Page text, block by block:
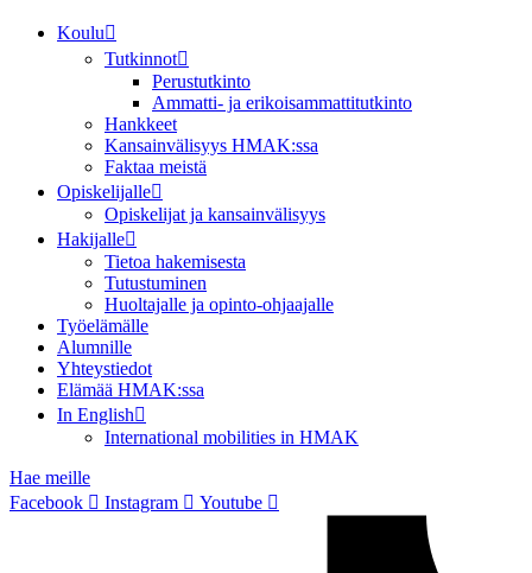
Koulu
Tutkinnot
Perustutkinto
Ammatti- ja erikoisammattitutkinto
Hankkeet
Kansainvälisyys HMAK:ssa
Faktaa meistä
Opiskelijalle
Opiskelijat ja kansainvälisyys
Hakijalle
Tietoa hakemisesta
Tutustuminen
Huoltajalle ja opinto-ohjaajalle
Työelämälle
Alumnille
Yhteystiedot
Elämää HMAK:ssa
In English
International mobilities in HMAK
Hae meille
Facebook
Instagram Youtube